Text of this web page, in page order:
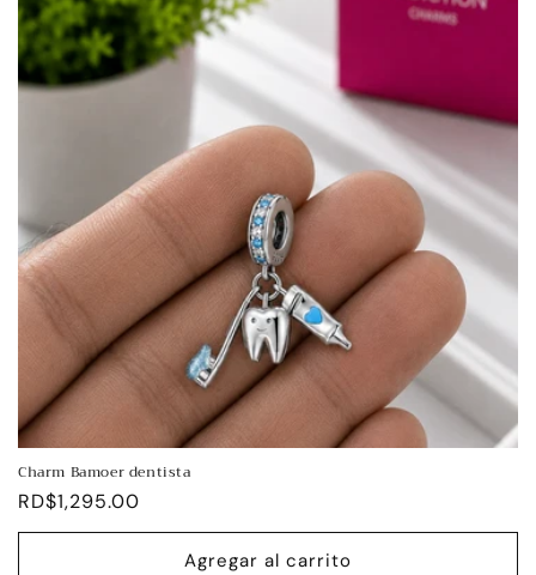
Charm Bamoer dentista
Precio
habitual
RD$1,295.00
Agregar al carrito